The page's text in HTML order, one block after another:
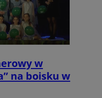
w
na boisku w